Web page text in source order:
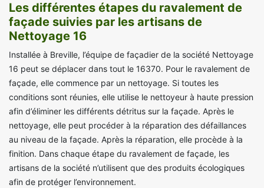
Les différentes étapes du ravalement de
façade suivies par les artisans de
Nettoyage 16
Installée à Breville, l’équipe de façadier de la société Nettoyage
16 peut se déplacer dans tout le 16370. Pour le ravalement de
façade, elle commence par un nettoyage. Si toutes les
conditions sont réunies, elle utilise le nettoyeur à haute pression
afin d’éliminer les différents détritus sur la façade. Après le
nettoyage, elle peut procéder à la réparation des défaillances
au niveau de la façade. Après la réparation, elle procède à la
finition. Dans chaque étape du ravalement de façade, les
artisans de la société n’utilisent que des produits écologiques
afin de protéger l’environnement.